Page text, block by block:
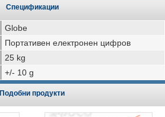
Спецификации
Globe
Портативен електронен цифров
25 kg
+/- 10 g
Подобни продукти